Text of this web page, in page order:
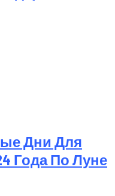
Дни Для
Года По Луне